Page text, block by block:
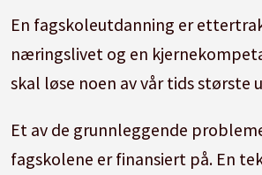
En fagskoleutdanning er
næringslivet og en
skal løse noen av vår tids største
Et av de grunnleggende
fagskolene er finansiert på. En